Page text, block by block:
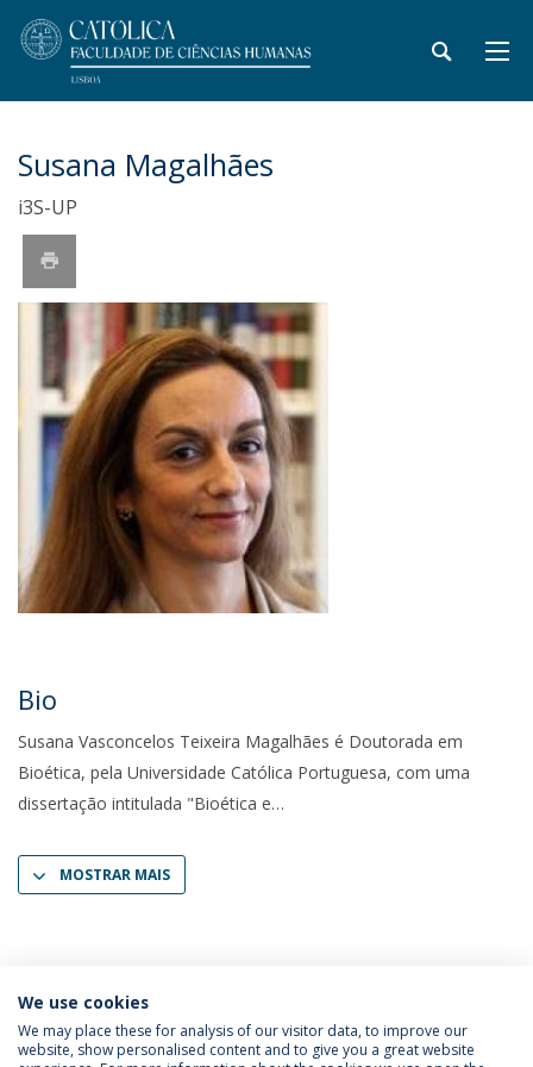
Susana Magalhães
i3S-UP
Bio
Susana Vasconcelos Teixeira Magalhães é Doutorada em
Bioética, pela Universidade Católica Portuguesa, com uma
dissertação intitulada "Bioética e
MOSTRAR MAIS
We use cookies
We may place these for analysis of our visitor data, to improve our
website, show personalised content and to give you a great website